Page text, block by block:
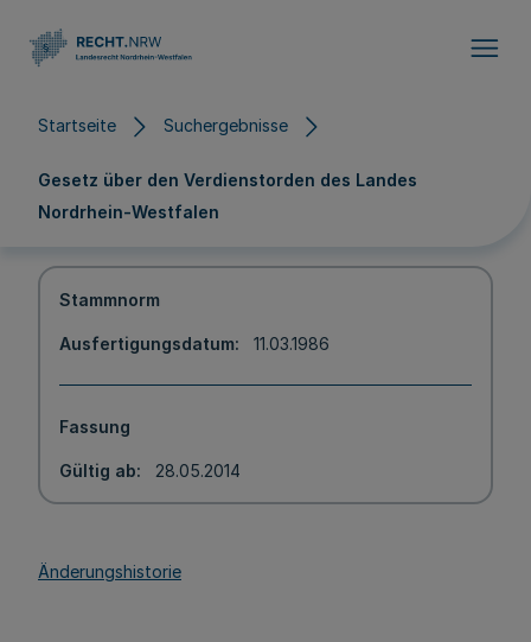
Startseite Suchergebnisse
Gesetz über den Verdienstorden des Landes
Nordrhein-Westfalen
Stammnorm
Ausfertigungsdatum 11.03.1986
Fassung
Gültig ab 28.05.2014
Änderungshistorie